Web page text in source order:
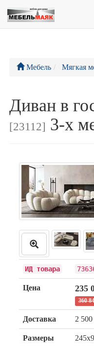
Мебель Мягкая
Диван в
[23112] 3-х
ИД товара
Цена 235
360
Доставка 2
Размеры